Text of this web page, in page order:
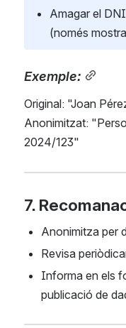
Amagar el
(només
Exemple:
Original: "Joan
Anonimitzat:
2024/123"
7.
Anonimitza per
Revisa
Informa en els
publicació de